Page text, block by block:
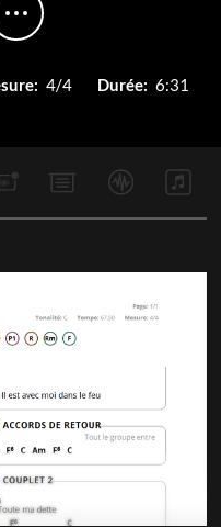
4/4 Durée: 6:31